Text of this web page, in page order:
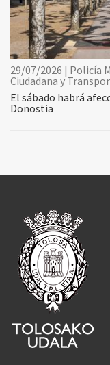
29/07/2026 | Policía
Ciudadana y
El sábado habrá
Donostia